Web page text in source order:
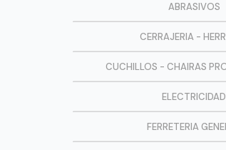
ABRASIVOS
CERRAJERIA -
CUCHILLOS - CHAIRAS
ELECTRICIDAD
FERRETERIA